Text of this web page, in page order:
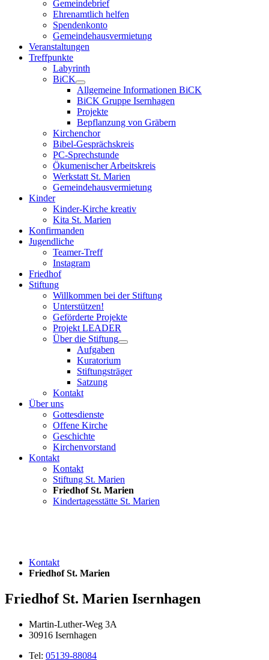
Gemeindebrief
Ehrenamtlich helfen
Spendenkonto
Gemeindehausvermietung
Veranstaltungen
Treffpunkte
Labyrinth
BiCK
Allgemeine Informationen BiCK
BiCK Gruppe Isernhagen
Projekte
Bepflanzung von Gräbern
Kirchenchor
Bibel-Gesprächskreis
PC-Sprechstunde
Ökumenischer Arbeitskreis
Werkstatt St. Marien
Gemeindehausvermietung
Kinder
Kinder-Kirche kreativ
Kita St. Marien
Konfirmanden
Jugendliche
Teamer-Treff
Instagram
Friedhof
Stiftung
Willkommen bei der Stiftung
Unterstützen!
Geförderte Projekte
Projekt LEADER
Über die Stiftung
Aufgaben
Kuratorium
Stiftungsträger
Satzung
Kontakt
Über uns
Gottesdienste
Offene Kirche
Geschichte
Kirchenvorstand
Kontakt
Kontakt
Stiftung St. Marien
Friedhof St. Marien
Kindertagesstätte St. Marien
Kontakt
Friedhof St. Marien
Friedhof St. Marien Isernhagen
Martin-Luther-Weg 3A
30916 Isernhagen
Tel: 05139-88084